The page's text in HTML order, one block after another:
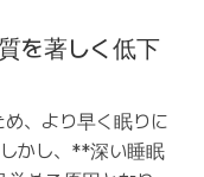
を著しく低下
、より早く眠りに
かし、**深い睡眠